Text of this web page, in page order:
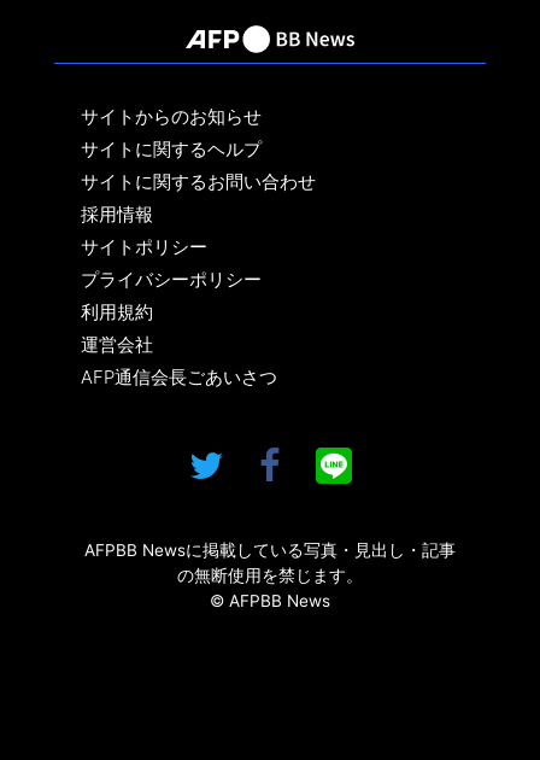
サイトからのお知らせ
サイトに関するヘルプ
サイトに関するお問い合わせ
採用情報
サイトポリシー
プライバシーポリシー
利用規約
運営会社
AFP通信会長ごあいさつ
AFPBB Newsに掲載している写真・見出し・記事
の無断使用を禁じます。
© AFPBB News